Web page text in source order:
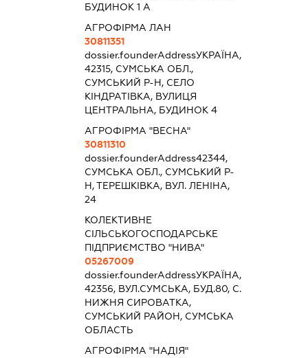
БУДИНОК 1 А
АГРОФІРМА ЛАН
30811351
dossier.founderAddressУКРАЇНА,
42315, СУМСЬКА ОБЛ.,
СУМСЬКИЙ Р-Н, СЕЛО
КІНДРАТІВКА, ВУЛИЦЯ
ЦЕНТРАЛЬНА, БУДИНОК 4
АГРОФІРМА "ВЕСНА"
30811310
dossier.founderAddress42344,
СУМСЬКА ОБЛ., СУМСЬКИЙ Р-
Н, ТЕРЕШКІВКА, ВУЛ. ЛЕНІНА,
24
КОЛЕКТИВНЕ
СІЛЬСЬКОГОСПОДАРСЬКЕ
ПІДПРИЄМСТВО "НИВА"
05267009
dossier.founderAddressУКРАЇНА,
42356, ВУЛ.СУМСЬКА, БУД.80, С.
НИЖНЯ СИРОВАТКА,
СУМСЬКИЙ РАЙОН, СУМСЬКА
ОБЛАСТЬ
АГРОФІРМА "НАДІЯ"